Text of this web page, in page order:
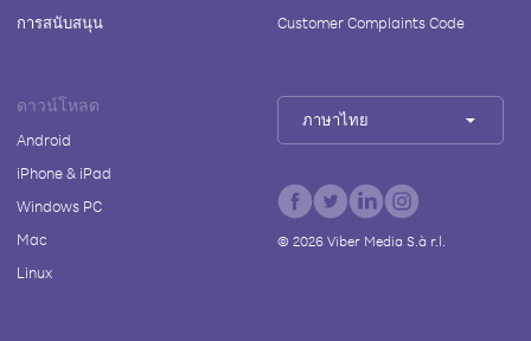
การสนับสนุน
Customer Complaints Code
ดาวน์โหลด
Android
iPhone & iPad
Windows PC
Mac
Linux
ภาษาไทย
© 2026Viber Media S.à r.l.